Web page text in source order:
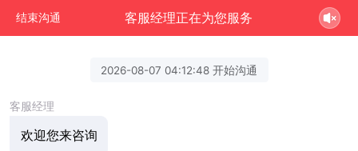
结束沟通 客服经理正在为您服务
2026-08-07 04:12:48 开始沟通
客服经理
欢迎您来咨询